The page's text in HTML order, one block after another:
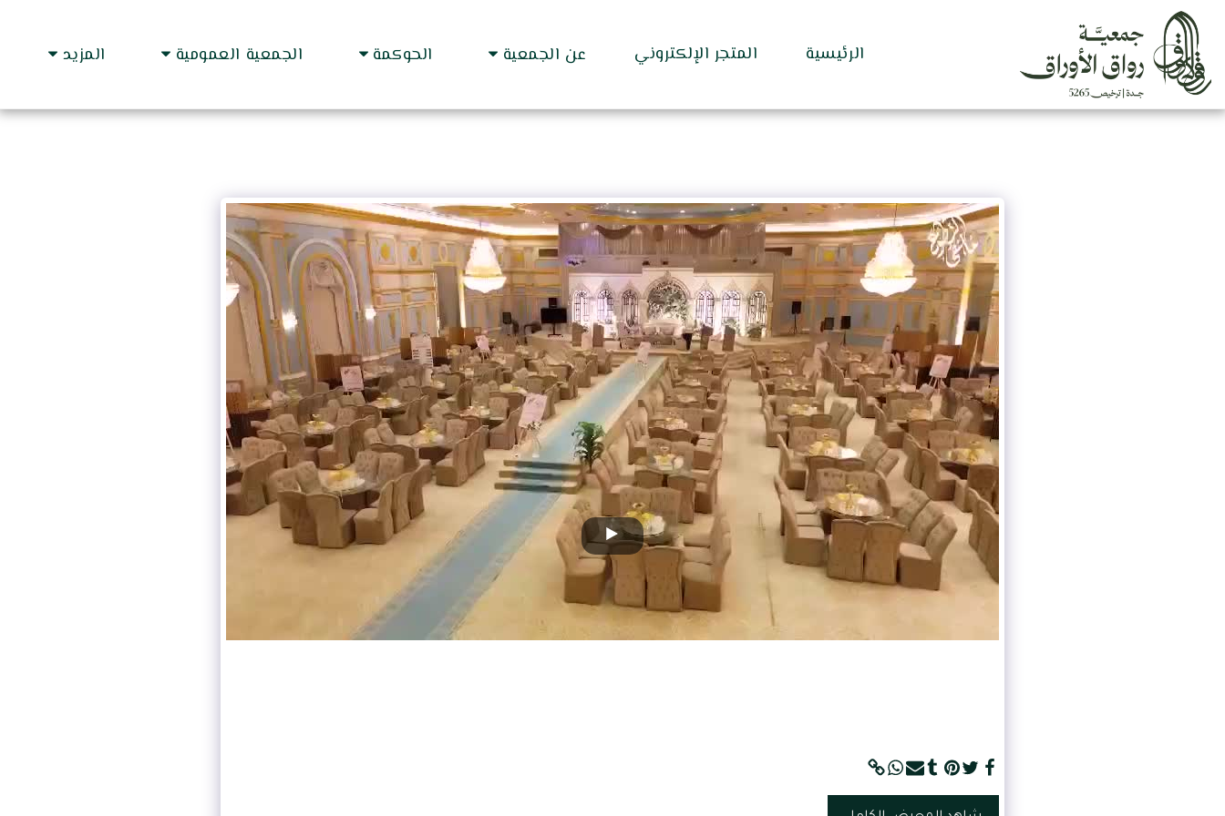
الرئيسية المتجر الإلكتروني عن الجمعية الحوكمة الجمعية العمومية المزيد